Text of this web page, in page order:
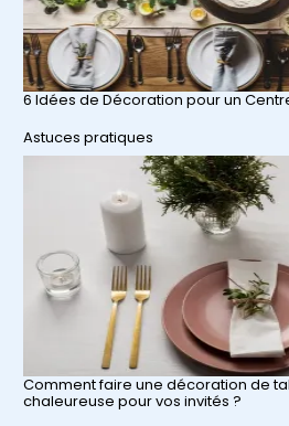
6 Idées de Décoration pour un
Par rapport à
Astuces pratiques
Comment faire une décoration de
chaleureuse pour vos invités ?